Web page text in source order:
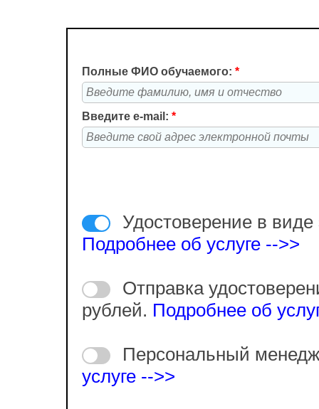
Полные ФИО обучаемого: *
Введите e-mail: *
Удостоверение в виде
Подробнее об услуге -->>
Отправка
рублей. Подробнее об
Персональный
услуге -->>